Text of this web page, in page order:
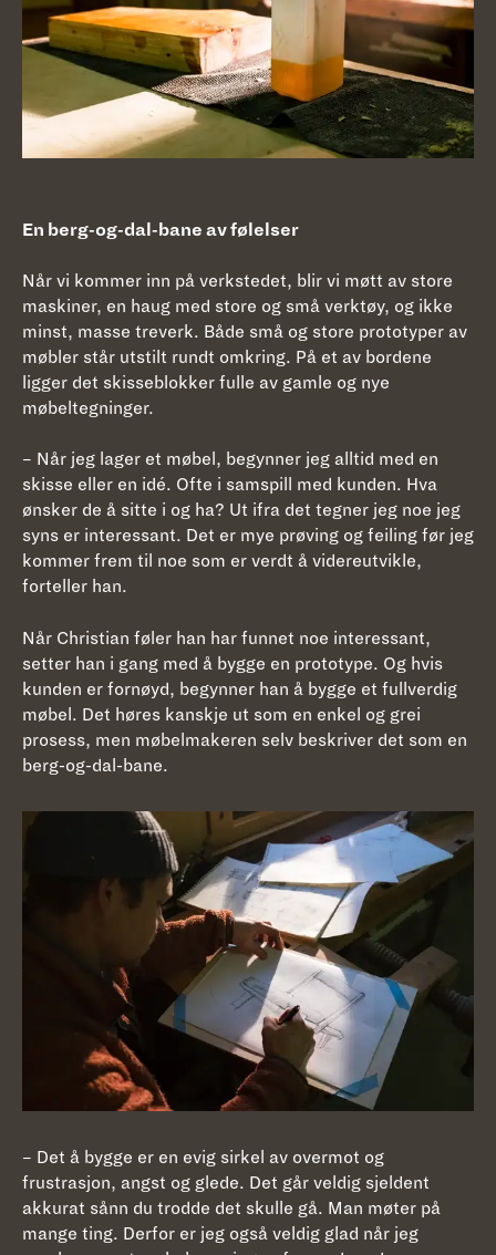
En berg-og-dal-bane av følelser
Når vi kommer inn på verkstedet, blir vi møtt av store
maskiner, en haug med store og små verktøy, og ikke
minst, masse treverk. Både små og store prototyper av
møbler står utstilt rundt omkring. På et av bordene
ligger det skisseblokker fulle av gamle og nye
møbeltegninger.
– Når jeg lager et møbel, begynner jeg alltid med en
skisse eller en idé. Ofte i samspill med kunden. Hva
ønsker de å sitte i og ha? Ut ifra det tegner jeg noe jeg
syns er interessant. Det er mye prøving og feiling før jeg
kommer frem til noe som er verdt å videreutvikle,
forteller han.
Når Christian føler han har funnet noe interessant,
setter han i gang med å bygge en prototype. Og hvis
kunden er fornøyd, begynner han å bygge et fullverdig
møbel. Det høres kanskje ut som en enkel og grei
prosess, men møbelmakeren selv beskriver det som en
berg-og-dal-bane.
– Det å bygge er en evig sirkel av overmot og
frustrasjon, angst og glede. Det går veldig sjeldent
akkurat sånn du trodde det skulle gå. Man møter på
mange ting. Derfor er jeg også veldig glad når jeg